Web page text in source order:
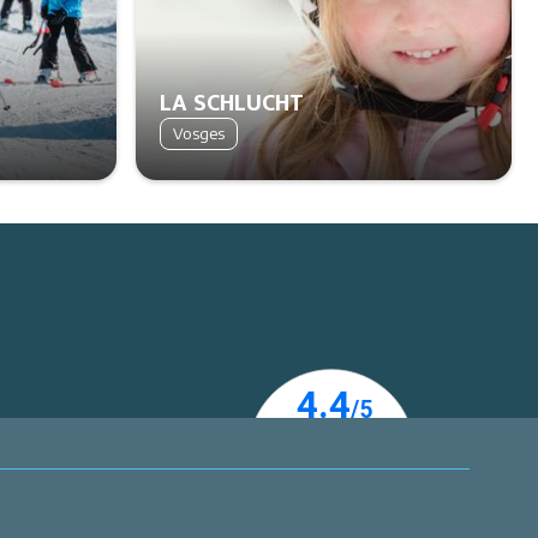
LA SCHLUCHT
Vosges
actualités !